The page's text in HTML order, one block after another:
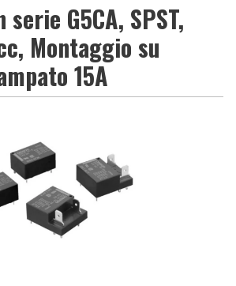
serie G5CA, SPST,
Montaggio su
15A